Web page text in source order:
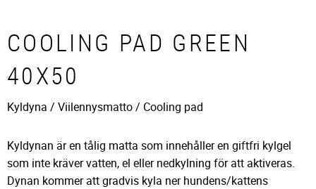
COOLING PAD GREEN
40X50
Kyldyna / Viilennysmatto / Cooling pad
Kyldynan är en tålig matta som innehåller en giftfri kylgel
som inte kräver vatten, el eller nedkylning för att aktiveras.
Dynan kommer att gradvis kyla ner hundens/kattens